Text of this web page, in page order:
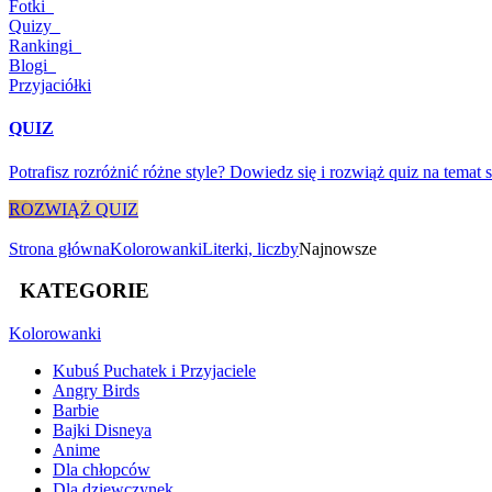
Fotki
Quizy
Rankingi
Blogi
Przyjaciółki
QUIZ
Potrafisz rozróżnić różne style? Dowiedz się i rozwiąż quiz na temat
ROZWIĄŻ QUIZ
Strona głównaKolorowankiLiterki, liczbyNajnowsze
KATEGORIE
Kolorowanki
Kubuś Puchatek i Przyjaciele
Angry Birds
Barbie
Bajki Disneya
Anime
Dla chłopców